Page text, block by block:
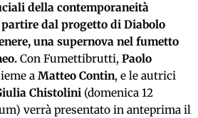
della contemporaneità
dal progetto di Diabolo
una supernova nel fumetto
Con Fumettibrutti, Paolo
a Matteo Contin, e le autrici
Chistolini (domenica 12
verrà presentato in anteprima il